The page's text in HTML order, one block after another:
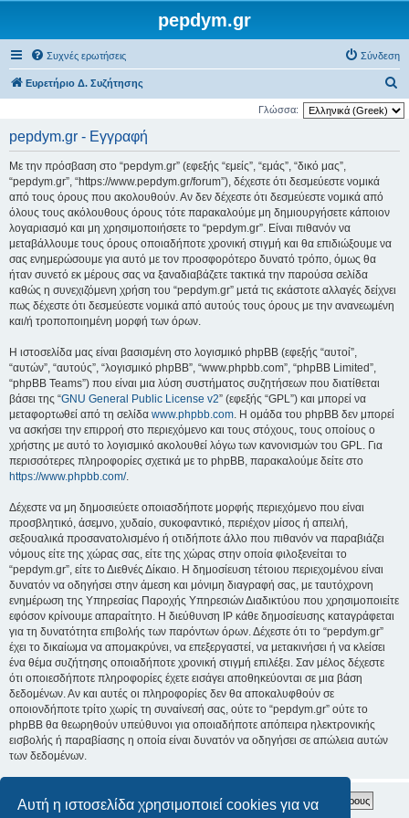
Αυτή η ιστοσελίδα χρησιμοποιεί cookies για να
pepdym.gr
Συχνές ερωτήσεις Σύνδεση
Ευρετήριο Δ. Συζήτησης
ν
Γλώσσα:
pepdym.gr - Εγγραφή
Με την πρόσβαση στο “pepdym.gr” (εφεξής “εμείς”, “εμάς”, “δικό μας”,
“pepdym.gr”, “https://www.pepdym.gr/forum”), δέχεστε ότι δεσμεύεστε νομικά
από τους όρους που ακολουθούν. Αν δεν δέχεστε ότι δεσμεύεστε νομικά από
όλους τους ακόλουθους όρους τότε παρακαλούμε μη δημιουργήσετε κάποιον
λογαριασμό και μη χρησιμοποιήσετε το “pepdym.gr”. Είναι πιθανόν να
μεταβάλλουμε τους όρους οποιαδήποτε χρονική στιγμή και θα επιδιώξουμε να
σας ενημερώσουμε για αυτό με τον προσφορότερο δυνατό τρόπο, όμως θα
ήταν συνετό εκ μέρους σας να ξαναδιαβάζετε τακτικά την παρούσα σελίδα
καθώς η συνεχιζόμενη χρήση του “pepdym.gr” μετά τις εκάστοτε αλλαγές δείχνει
πως δέχεστε ότι δεσμεύεστε νομικά από αυτούς τους όρους με την ανανεωμένη
και/ή τροποποιημένη μορφή των όρων.
Η ιστοσελίδα μας είναι βασισμένη στο λογισμικό phpBB (εφεξής “αυτοί”,
“αυτών”, “αυτούς”, “λογισμικό phpBB”, “www.phpbb.com”, “phpBB Limited”,
“phpBB Teams”) που είναι μια λύση συστήματος συζητήσεων που διατίθεται
βάσει της “GNU General Public License v2” (εφεξής “GPL”) και μπορεί να
μεταφορτωθεί από τη σελίδα www.phpbb.com. Η ομάδα του phpBB δεν μπορεί
να ασκήσει την επιρροή στο περιεχόμενο και τους στόχους, τους οποίους ο
χρήστης με αυτό το λογισμικό ακολουθεί λόγω των κανονισμών του GPL. Για
περισσότερες πληροφορίες σχετικά με το phpBB, παρακαλούμε δείτε στο
https://www.phpbb.com/.
Δέχεστε να μη δημοσιεύετε οποιασδήποτε μορφής περιεχόμενο που είναι
προσβλητικό, άσεμνο, χυδαίο, συκοφαντικό, περιέχον μίσος ή απειλή,
σεξουαλικά προσανατολισμένο ή οτιδήποτε άλλο που πιθανόν να παραβιάζει
νόμους είτε της χώρας σας, είτε της χώρας στην οποία φιλοξενείται το
“pepdym.gr”, είτε το Διεθνές Δίκαιο. Η δημοσίευση τέτοιου περιεχομένου είναι
δυνατόν να οδηγήσει στην άμεση και μόνιμη διαγραφή σας, με ταυτόχρονη
ενημέρωση της Υπηρεσίας Παροχής Υπηρεσιών Διαδικτύου που χρησιμοποιείτε
εφόσον κρίνουμε απαραίτητο. Η διεύθυνση IP κάθε δημοσίευσης καταγράφεται
για τη δυνατότητα επιβολής των παρόντων όρων. Δέχεστε ότι το “pepdym.gr”
έχει το δικαίωμα να απομακρύνει, να επεξεργαστεί, να μετακινήσει ή να κλείσει
ένα θέμα συζήτησης οποιαδήποτε χρονική στιγμή επιλέξει. Σαν μέλος δέχεστε
ότι οποιεσδήποτε πληροφορίες έχετε εισάγει αποθηκεύονται σε μια βάση
δεδομένων. Αν και αυτές οι πληροφορίες δεν θα αποκαλυφθούν σε
οποιονδήποτε τρίτο χωρίς τη συναίνεσή σας, ούτε το “pepdym.gr” ούτε το
phpBB θα θεωρηθούν υπεύθυνοι για οποιαδήποτε απόπειρα ηλεκτρονικής
εισβολής ή παραβίασης η οποία είναι δυνατόν να οδηγήσει σε απώλεια αυτών
των δεδομένων.